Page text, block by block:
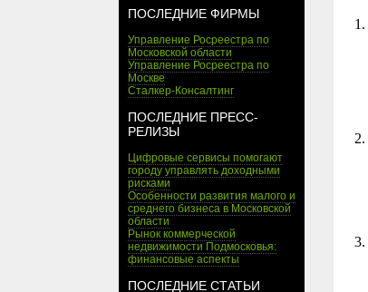
ПОСЛЕДНИЕ ФИРМЫ
Управление Росреестра по
Московской области
Управление Росреестра по
Москве
Сталкер-Консалтинг
ПОСЛЕДНИЕ ПРЕСС-
РЕЛИЗЫ
Цифровые сервисы помогают
городу управлять доходными
рисками
Особенности развития малого и
среднего бизнеса в Московской
области
Рынок коммерческой
недвижимости Подмосковья:
финансовые аспекты
ПОСЛЕДНИЕ СТАТЬИ
1.
2.
3.